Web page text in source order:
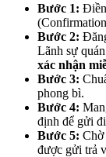
Bước 1:
Bước 2:
Lãnh sự
xác nhận
Bước 3:
phong bì.
Bước 4:
định để gửi
Bước 5: Chờ
được gửi trả